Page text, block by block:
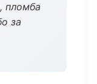
пломба
за